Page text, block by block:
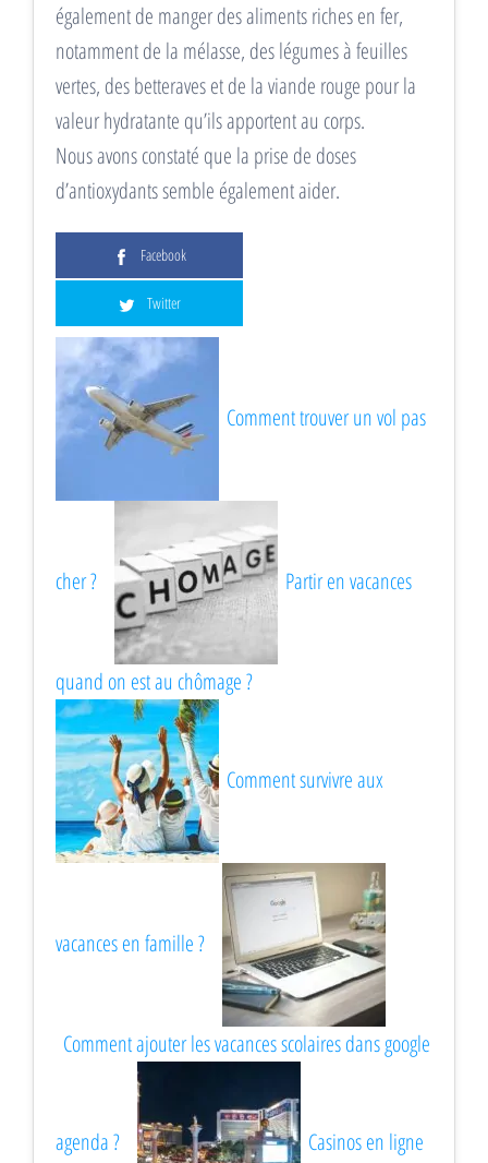
également de manger des aliments riches en fer,
notamment de la mélasse, des légumes à feuilles
vertes, des betteraves et de la viande rouge pour la
valeur hydratante qu’ils apportent au corps.
Nous avons constaté que la prise de doses
d’antioxydants semble également aider.
Facebook
Twitter
Comment trouver un vol pas
cher ? Partir en vacances
quand on est au chômage ?
Comment survivre aux
vacances en famille ?
Comment ajouter les vacances scolaires dans google
agenda ? Casinos en ligne